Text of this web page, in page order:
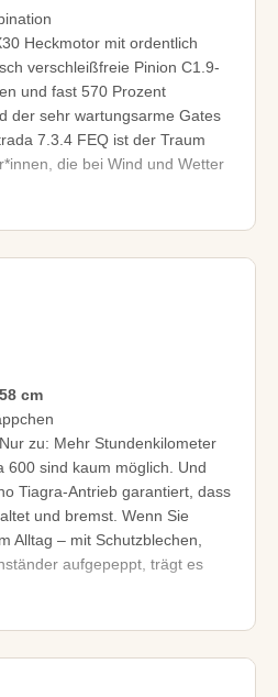
Scheibenbremsen
plus schnelle Schwalbe
Scorpo Aero Gravel-
Heckmotor mit ordentlich
verschleißfreie Pinion C1.9-
und fast 570 Prozent
der sehr wartungsarme Gates
7.3.4 FEQ ist der Traum
die bei Wind und Wetter
möchten. Allwetter-
leistungsstarker
Ortlieb QL3.1-kompatiblem
Aluminiumrahmen und
mit Drehzahlsensor für
Akku erweiterbar mit Range
mit Pinion C1.9-Getriebe und
mit Schutzblechen,
LED-Sattelstütze und
cm
zu: Mehr Stundenkilometer
600 sind kaum möglich. Und
Tiagra-Antrieb garantiert, dass
und bremst. Wenn Sie
Alltag – mit Schutzblechen,
aufgepeppt, trägt es
STEVENS S-Lite Aluminium-